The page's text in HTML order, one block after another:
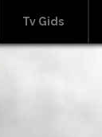
Tv Gids